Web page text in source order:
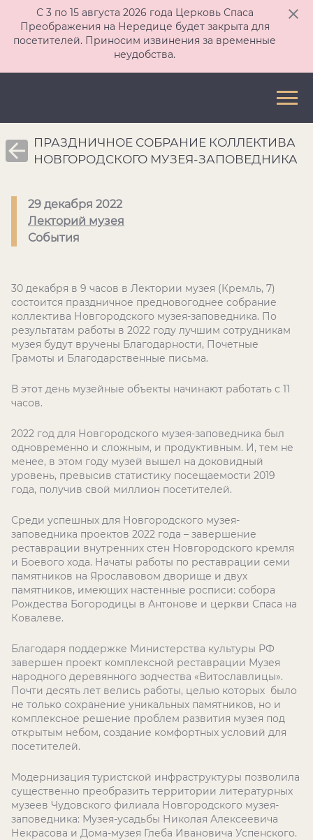
С 3 по 15 августа 2026 года Церковь Спаса
Преображения на Нередице будет закрыта для
посетителей. Приносим извинения за временные
неудобства.
ПРАЗДНИЧНОЕ СОБРАНИЕ КОЛЛЕКТИВА
НОВГОРОДСКОГО МУЗЕЯ-ЗАПОВЕДНИКА
29 декабря 2022
Лекторий музея
События
30 декабря в 9 часов в Лектории музея (Кремль, 7)
состоится праздничное предновогоднее собрание
коллектива Новгородского музея-заповедника. По
результатам работы в 2022 году лучшим сотрудникам
музея будут вручены Благодарности, Почетные
Грамоты и Благодарственные письма.
В этот день музейные объекты начинают работать с 11
часов.
2022 год для Новгородского музея-заповедника был
одновременно и сложным, и продуктивным. И, тем не
менее, в этом году музей вышел на доковидный
уровень, превысив статистику посещаемости 2019
года, получив свой миллион посетителей.
Среди успешных для Новгородского музея-
заповедника проектов 2022 года – завершение
реставрации внутренних стен Новгородского кремля
и Боевого хода. Начаты работы по реставрации семи
памятников на Ярославовом дворище и двух
памятников, имеющих настенные росписи: собора
Рождества Богородицы в Антонове и церкви Спаса на
Ковалеве.
Благодаря поддержке Министерства культуры РФ
завершен проект комплексной реставрации Музея
народного деревянного зодчества «Витославлицы».
Почти десять лет велись работы, целью которых было
не только сохранение уникальных памятников, но и
комплексное решение проблем развития музея под
открытым небом, создание комфортных условий для
посетителей.
Модернизация туристской инфраструктуры позволила
существенно преобразить территории литературных
музеев Чудовского филиала Новгородского музея-
заповедника: Музея-усадьбы Николая Алексеевича
Некрасова и Дома-музея Глеба Ивановича Успенского.